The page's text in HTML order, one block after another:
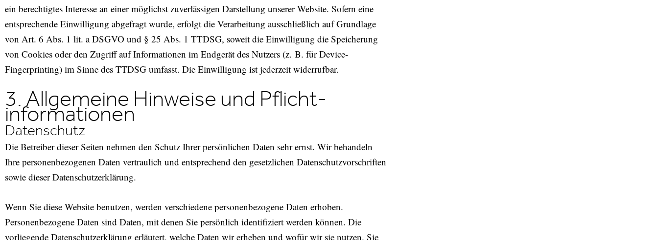
ein berechtigtes Interesse an einer möglichst zuverlässigen Darstellung unserer Website. Sofern eine
entsprechende Einwilligung abgefragt wurde, erfolgt die Verarbeitung ausschließlich auf Grundlage
von Art. 6 Abs. 1 lit. a DSGVO und § 25 Abs. 1 TTDSG, soweit die Einwilligung die Speicherung
von Cookies oder den Zugriff auf Informationen im Endgerät des Nutzers (z. B. für Device-
Fingerprinting) im Sinne des TTDSG umfasst. Die Einwilligung ist jederzeit widerrufbar.
3. Allgemeine Hinweise und Pflicht­
informationen
Datenschutz
Die Betreiber dieser Seiten nehmen den Schutz Ihrer persönlichen Daten sehr ernst. Wir behandeln
Ihre personenbezogenen Daten vertraulich und entsprechend den gesetzlichen Datenschutzvorschriften
sowie dieser Datenschutzerklärung.
Wenn Sie diese Website benutzen, werden verschiedene personenbezogene Daten erhoben.
Personenbezogene Daten sind Daten, mit denen Sie persönlich identifiziert werden können. Die
vorliegende Datenschutzerklärung erläutert, welche Daten wir erheben und wofür wir sie nutzen. Sie